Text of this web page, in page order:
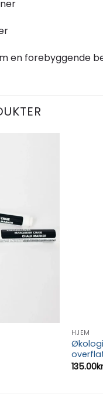
en forebyggende
HJEM
135.00kr